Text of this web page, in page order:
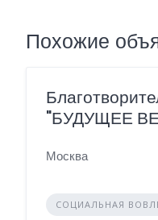
Похожие
"БУДУЩЕЕ
Москва
СОЦИАЛЬНАЯ